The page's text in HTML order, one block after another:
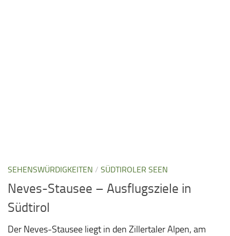
SEHENSWÜRDIGKEITEN / SÜDTIROLER SEEN
Neves-Stausee – Ausflugsziele in
Südtirol
Der Neves-Stausee liegt in den Zillertaler Alpen, am